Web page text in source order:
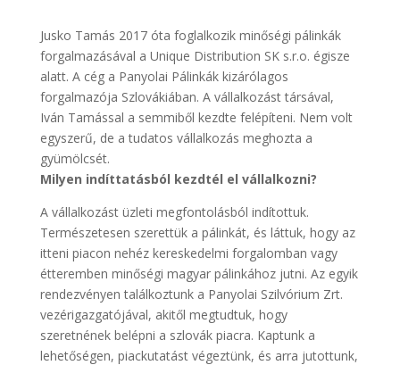
Jusko Tamás 2017 óta foglalkozik minőségi pálinkák
forgalmazásával a Unique Distribution SK s.r.o. égisze
alatt. A cég a Panyolai Pálinkák kizárólagos
forgalmazója Szlovákiában. A vállalkozást társával,
Iván Tamással a semmiből kezdte felépíteni. Nem volt
egyszerű, de a tudatos vállalkozás meghozta a
gyümölcsét.
Milyen indíttatásból kezdtél el vállalkozni?
A vállalkozást üzleti megfontolásból indítottuk.
Természetesen szerettük a pálinkát, és láttuk, hogy az
itteni piacon nehéz kereskedelmi forgalomban vagy
étteremben minőségi magyar pálinkához jutni. Az egyik
rendezvényen találkoztunk a Panyolai Szilvórium Zrt.
vezérigazgatójával, akitől megtudtuk, hogy
szeretnének belépni a szlovák piacra. Kaptunk a
lehetőségen, piackutatást végeztünk, és arra jutottunk,